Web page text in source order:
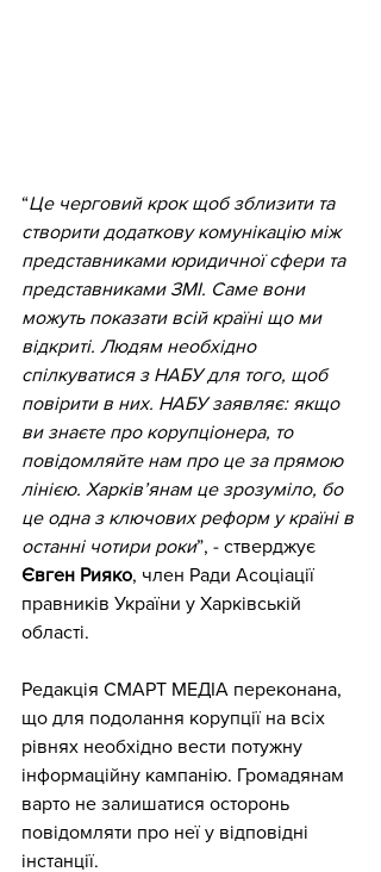
“Це черговий крок щоб зблизити та
створити додаткову комунікацію між
представниками юридичної сфери та
представниками ЗМІ. Саме вони
можуть показати всій країні що ми
відкриті. Людям необхідно
спілкуватися з НАБУ для того, щоб
повірити в них. НАБУ заявляє: якщо
ви знаєте про корупціонера, то
повідомляйте нам про це за прямою
лінією. Харків’янам це зрозуміло, бо
це одна з ключових реформ у країні в
останні чотири роки”, - стверджує
Євген Рияко, член Ради Асоціації
правників України у Харківській
області.
Редакція СМАРТ МЕДІА переконана,
що для подолання корупції на всіх
рівнях необхідно вести потужну
інформаційну кампанію. Громадянам
варто не залишатися осторонь
повідомляти про неї у відповідні
інстанції.